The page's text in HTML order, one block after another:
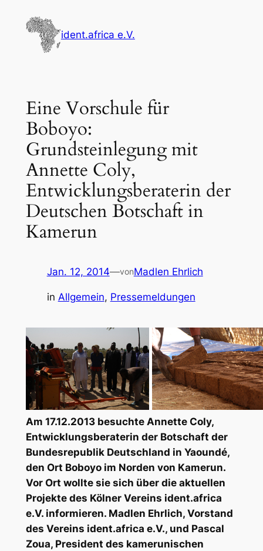
Inhalt
springen
ident.africa e.V.
Eine Vorschule für
Boboyo:
Grundsteinlegung mit
Annette Coly,
Entwicklungsberaterin der
Deutschen Botschaft in
Kamerun
Jan. 12, 2014—vonMadlen Ehrlich
in Allgemein, Pressemeldungen
Am 17.12.2013 besuchte Annette Coly,
Entwicklungsberaterin der Botschaft der
Bundesrepublik Deutschland in Yaoundé,
den Ort Boboyo im Norden von Kamerun.
Vor Ort wollte sie sich über die aktuellen
Projekte des Kölner Vereins ident.africa
e.V. informieren. Madlen Ehrlich, Vorstand
des Vereins ident.africa e.V., und Pascal
Zoua, President des kamerunischen